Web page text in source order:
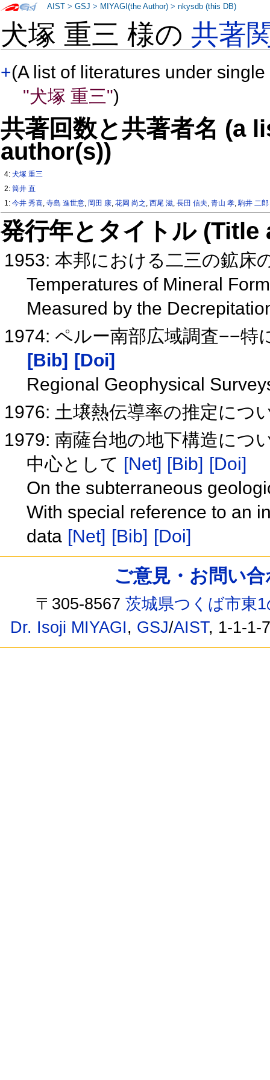
犬塚 重三 様の共著
+(A list of literatures under
"犬塚 重三")
共著回数と共著者名 (a
author(s))
4:犬塚 重三
2:筒井 直
1:今井 秀喜,寺島 進世意, 岡田 康,花岡 尚之 ,西尾 滋,長田 信夫,青山 孝,駒井 二郎
発行年とタイトル
1953: 本邦における二三の鉱床
Temperatures of Mineral
Measured by the
1974: ペルー南部広域調査−−
[Bib]
[Doi]
Regional Geophysical
1976: 土壌熱伝導率の推定につ
1979: 南薩台地の地下構造につ
中心として [Net] [Bib] [Doi]
On the subterraneous
With special reference to an
data [Net] [Bib] [Doi]
AIST >GSJ > MIYAGI(the Author) >nkysdb (this DB)
ご意見・お問い
〒305-8567茨城県つくば市東
Dr. Isoji MIYAGI, GSJ/AIST, 1-1-1-